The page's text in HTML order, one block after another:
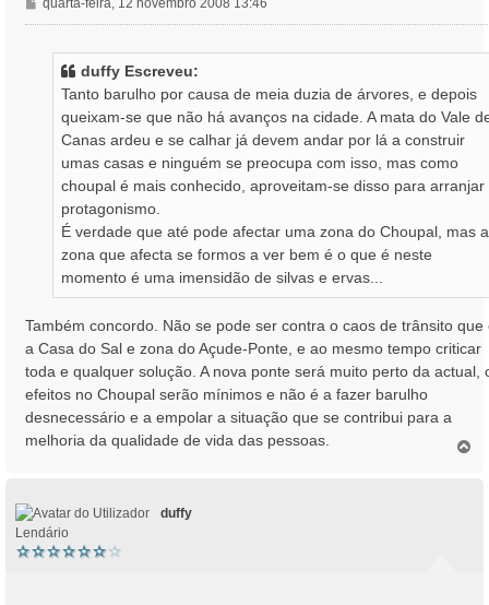
e
duffy Escreveu:
Tanto barulho por causa de meia duzia de árvores, e depois
queixam-se que não há avanços na cidade. A mata do Vale
Canas ardeu e se calhar já devem andar por lá a construir
umas casas e ninguém se preocupa com isso, mas como
choupal é mais conhecido, aproveitam-se disso para arranjar
protagonismo.
É verdade que até pode afectar uma zona do Choupal, mas a
zona que afecta se formos a ver bem é o que é neste
momento é uma imensidão de silvas e ervas...
Também concordo. Não se pode ser contra o caos de trânsito que
a Casa do Sal e zona do Açude-Ponte, e ao mesmo tempo criticar
toda e qualquer solução. A nova ponte será muito perto da actual,
efeitos no Choupal serão mínimos e não é a fazer barulho
desnecessário e a empolar a situação que se contribui para a
melhoria da qualidade de vida das pessoas.
duffy
Lendário